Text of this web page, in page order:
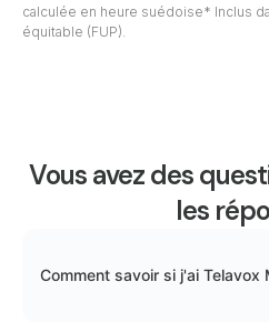
calculée en heure suédoise* Inclus
équitable (FUP).
Vous avez des
les
Comment savoir si j'ai Telavox